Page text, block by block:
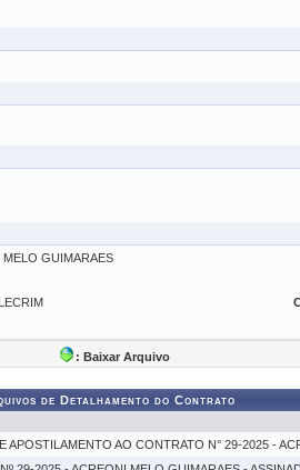
GUIMARAES
: Baixar Arquivo
de Detalhamento do Contrato
APOSTILAMENTO AO CONTRATO N° 29-2025 -